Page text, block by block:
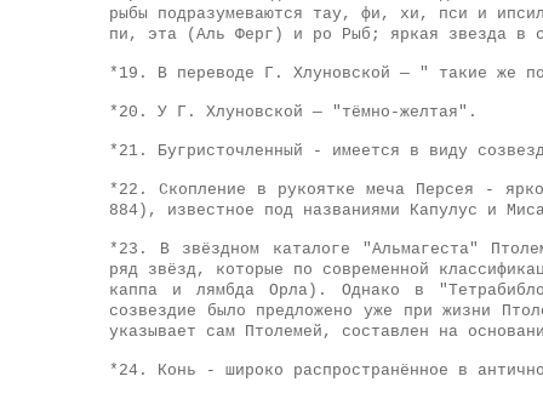
рыбы подразумеваются тау, фи, хи, пси и
пи, эта (Аль Ферг) и ро Рыб; яркая звезда в
*19. В переводе Г. Хлуновской — " такие же
*20. У Г. Хлуновской — "тёмно-желтая".
*21. Бугристочленный - имеется в виду
*22.
Скопление в рукоятке меча Персея -
884), известное под названиями Капулус и
*23.
В звёздном каталоге "Альмагеста"
ряд звёзд, которые по современной
каппа и лямбда Орла). Однако в
созвездие было предложено уже при жизни
указывает сам Птолемей, составлен на
*24. Конь - широко распространённое в